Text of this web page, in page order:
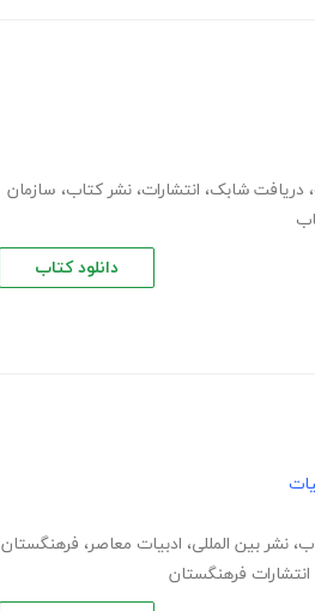
، دریافت شابک، انتشارات، نشر کتاب، سازمان
دانلود کتاب
، نشر بین المللی، ادبیات معاصر، فرهنگستان
انتشارات فرهنگستان